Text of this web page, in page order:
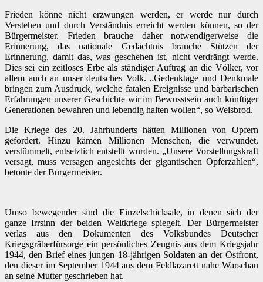
Frieden könne nicht erzwungen werden, er werde nur durch
Verstehen und durch Verständnis erreicht werden können, so der
Bürgermeister. Frieden brauche daher notwendigerweise die
Erinnerung, das nationale Gedächtnis brauche Stützen der
Erinnerung, damit das, was geschehen ist, nicht verdrängt werde.
Dies sei ein zeitloses Erbe als ständiger Auftrag an die Völker, vor
allem auch an unser deutsches Volk. „Gedenktage und Denkmale
bringen zum Ausdruck, welche fatalen Ereignisse und barbarischen
Erfahrungen unserer Geschichte wir im Bewusstsein auch künftiger
Generationen bewahren und lebendig halten wollen“, so Weisbrod.
Die Kriege des 20. Jahrhunderts hätten Millionen von Opfern
gefordert. Hinzu kämen Millionen Menschen, die verwundet,
verstümmelt, entsetzlich entstellt wurden. „Unsere Vorstellungskraft
versagt, muss versagen angesichts der gigantischen Opferzahlen“,
betonte der Bürgermeister.
Umso bewegender sind die Einzelschicksale, in denen sich der
ganze Irrsinn der beiden Weltkriege spiegelt. DerBürgermeister
verlas aus den Dokumenten des Volksbundes Deutscher
Kriegsgräberfürsorge ein persönliches Zeugnis aus dem Kriegsjahr
1944, den Brief eines jungen 18-jährigen Soldaten an der Ostfront,
den dieser im September 1944 aus dem Feldlazarett nahe Warschau
an seine Mutter geschrieben hat.